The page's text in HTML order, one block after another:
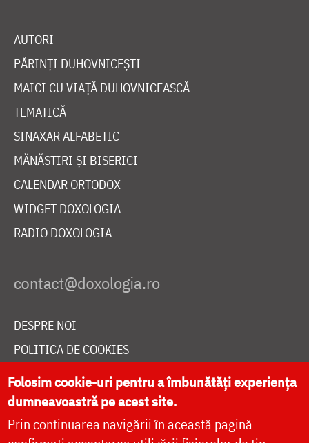
AUTORI
PĂRINȚI DUHOVNICEȘTI
MAICI CU VIAȚĂ DUHOVNICEASCĂ
TEMATICĂ
SINAXAR ALFABETIC
MĂNĂSTIRI ȘI BISERICI
CALENDAR ORTODOX
WIDGET DOXOLOGIA
RADIO DOXOLOGIA
DESPRE NOI
POLITICA DE COOKIES
DONEAZĂ ONLINE PENTRU CATEDRALA NAȚIONALĂ
LIVE
Folosim cookie-uri pentru a îmbunătăți experiența
dumneavoastră pe acest site.
Prin continuarea navigării în această pagină